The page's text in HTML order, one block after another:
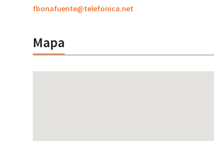
fbonafuente@telefonica.net
Mapa